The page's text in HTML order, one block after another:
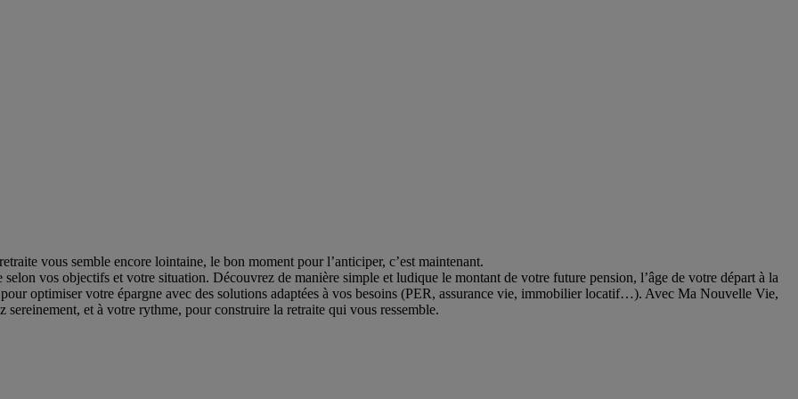
vous semble encore lointaine, le bon moment pour l’anticiper, c’est maintenant.
vos objectifs et votre situation. Découvrez de manière simple et ludique le montant de votre future pension, l’âge de votre départ à la
optimiser votre épargne avec des solutions adaptées à vos besoins (PER, assurance vie, immobilier locatif…). Avec Ma Nouvelle Vie,
sereinement, et à votre rythme, pour construire la retraite qui vous ressemble.